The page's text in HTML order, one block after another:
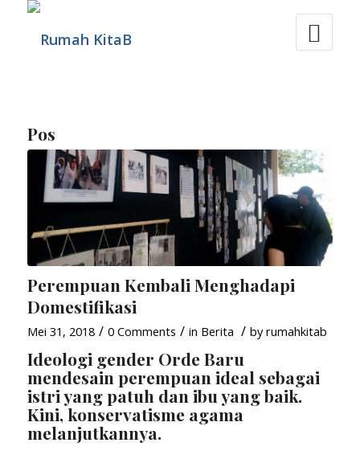
Pos
Perempuan Kembali Menghadapi
Domestifikasi
Mei 31, 2018 / 0 Comments / in Berita / byrumahkitab
Ideologi gender Orde Baru
mendesain perempuan ideal sebagai
istri yang patuh dan ibu yang baik.
Kini, konservatisme agama
melanjutkannya.